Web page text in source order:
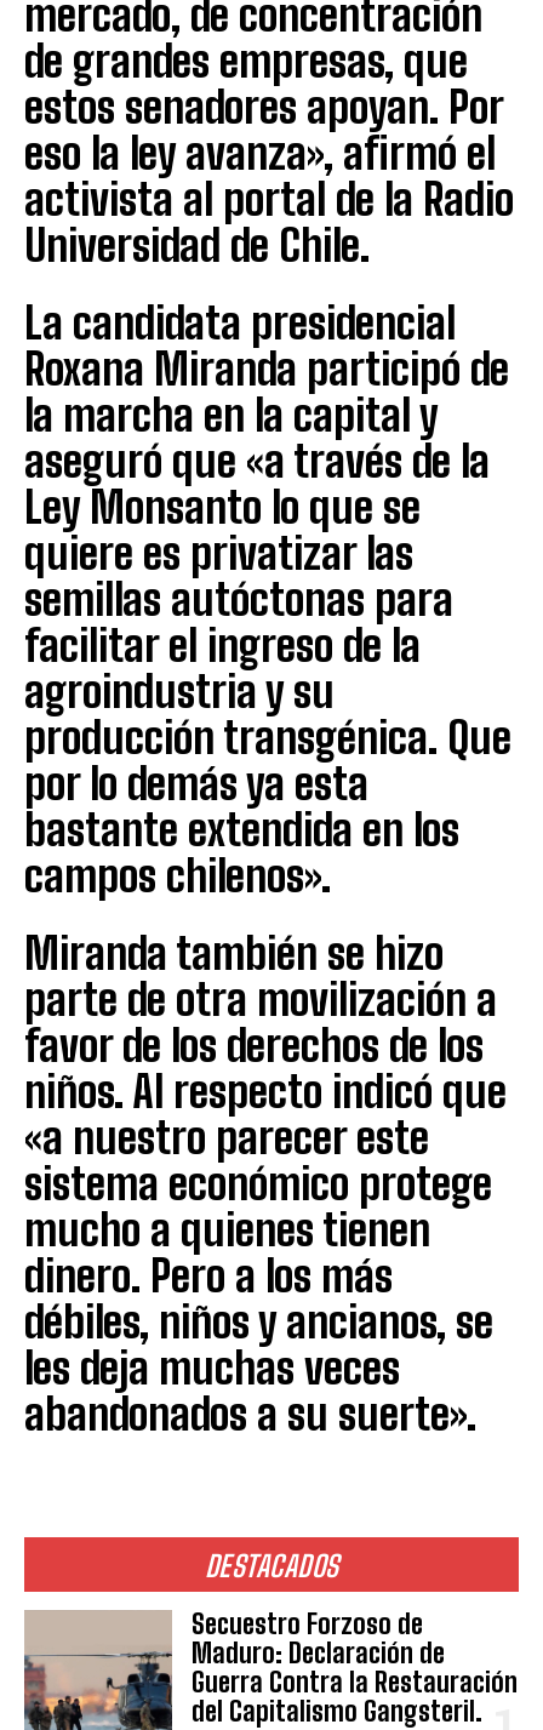
DESTACADOS
Secuestro Forzoso de
Maduro: Declaración de
Guerra Contra la Restauración
del Capitalismo Gangsteril.
mercado, de concentración
de grandes empresas, que
estos senadores apoyan. Por
eso la ley avanza», afirmó el
activista al portal de la Radio
Universidad de Chile.
La candidata presidencial
Roxana Miranda participó de
la marcha en la capital y
aseguró que «a través de la
Ley Monsanto lo que se
quiere es privatizar las
semillas autóctonas para
facilitar el ingreso de la
agroindustria y su
producción transgénica. Que
por lo demás ya esta
bastante extendida en los
campos chilenos».
Miranda también se hizo
parte de otra movilización a
favor de los derechos de los
niños. Al respecto indicó que
«a nuestro parecer este
sistema económico protege
mucho a quienes tienen
dinero. Pero a los más
débiles, niños y ancianos, se
les deja muchas veces
abandonados a su suerte».